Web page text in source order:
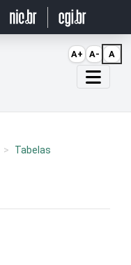
Tabelas
A+ A- A